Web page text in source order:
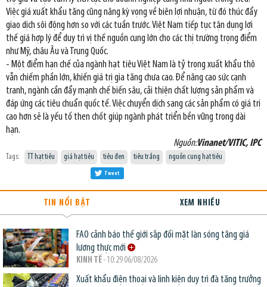
Việc giá xuất khẩu tăng cũng nâng kỳ vọng về biên lợi nhuận, từ đó thúc đẩy
giao dịch sôi động hơn so với các tuần trước. Việt Nam tiếp tục tận dụng lợi
thế giá hợp lý để duy trì vị thế nguồn cung lớn cho các thị trường trọng điểm
như Mỹ, châu Âu và Trung Quốc.
- Một điểm hạn chế của ngành hạt tiêu Việt Nam là tỷ trọng xuất khẩu thô
vẫn chiếm phần lớn, khiến giá trị gia tăng chưa cao. Để nâng cao sức cạnh
tranh, ngành cần đẩy mạnh chế biến sâu, cải thiện chất lượng sản phẩm và
đáp ứng các tiêu chuẩn quốc tế. Việc chuyển dịch sang các sản phẩm có giá trị
cao hơn sẽ là yếu tố then chốt giúp ngành phát triển bền vững trong dài
hạn.
Nguồn:Vinanet/VITIC, IPC
Tags: TT hạt tiêu giá hạt tiêu tiêu đen tiêu trắng nguồn cung hạt tiêu
Tweet
TIN NỔI BẬT XEM NHIỀU
FAO cảnh báo thế giới sắp đối mặt làn sóng tăng giá
lương thực mới
KINH TẾ- 10:29 06/08/2026
Xuất khẩu điện thoại và linh kiện duy trì đà tăng trưởng